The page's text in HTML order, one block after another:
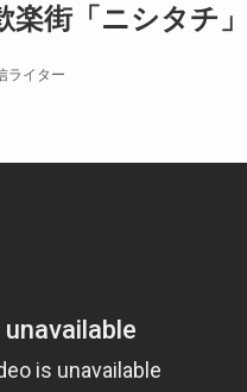
街「ニシタチ
ライター